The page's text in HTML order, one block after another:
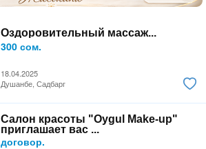
Оздоровительный массаж...
300 сом.
18.04.2025
Душанбе, Садбарг
Салон красоты "Oygul Make-up"
приглашает вас ...
договор.